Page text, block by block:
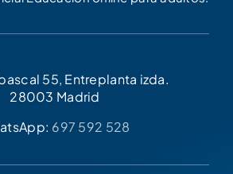
55, Entreplanta izda.
28003 Madrid
697 592 528